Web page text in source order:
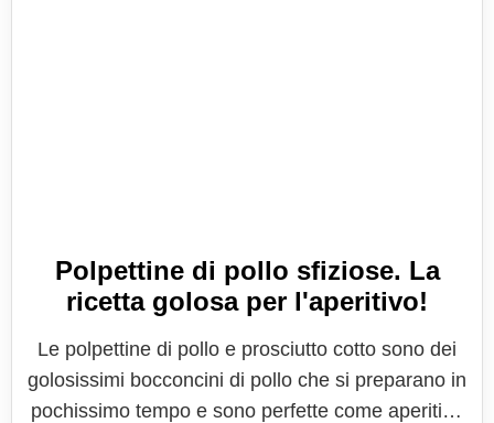
Polpettine di pollo sfiziose. La
ricetta golosa per l'aperitivo!
Le polpettine di pollo e prosciutto cotto sono dei
golosissimi bocconcini di pollo che si preparano in
pochissimo tempo e sono perfette come aperitivo